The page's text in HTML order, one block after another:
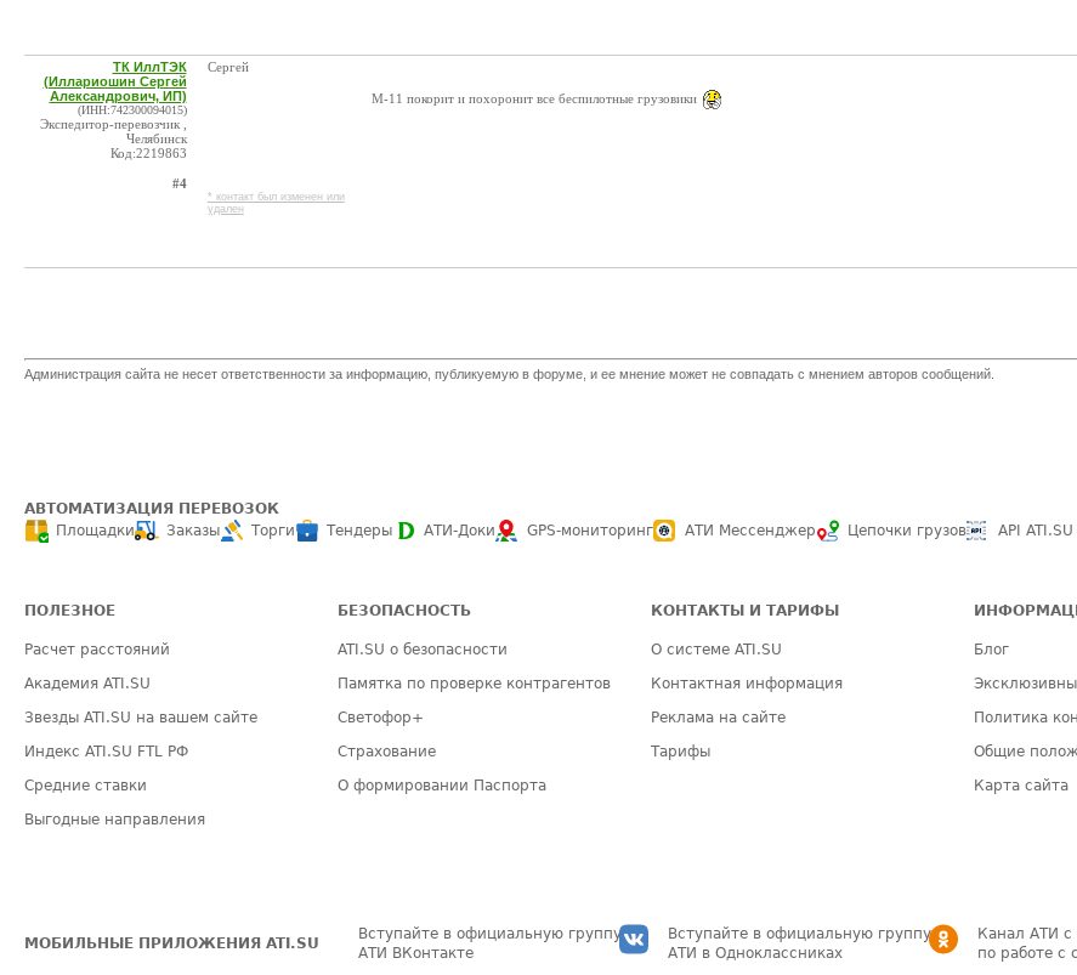
ТК ИллТЭК
(Иллариошин Сергей
Александрович, ИП)
(ИНН:742300094015)
Экспедитор-перевозчик ,
Челябинск
Код:2219863
#4
Сергей
* контакт был изменен или
удален
М-11 покорит и похоронит все беспилотные грузовики
Администрация сайта не несет ответственности за информацию, публикуемую в форуме, и ее мнение может не совпадать с мнением авторов сообщений.
АВТОМАТИЗАЦИЯ ПЕРЕВОЗОК
Площадки
Заказы Торги Тендеры АТИ-Доки GPS-мониторинг АТИ Мессенджер Цепочки грузов API ATI.SU
ПОЛЕЗНОЕ
Расчет расстояний
Академия ATI.SU
Звезды ATI.SU на вашем сайте
Индекс ATI.SU FTL РФ
Средние ставки
Выгодные направления
БЕЗОПАСНОСТЬ
ATI.SU о безопасности
Памятка по проверке контрагентов
Светофор+
Страхование
О формировании Паспорта
КОНТАКТЫ И ТАРИФЫ
О системе ATI.SU
Контактная информация
Реклама на сайте
Тарифы
Блог
Политика
Общие
Карта сайта
МОБИЛЬНЫЕ ПРИЛОЖЕНИЯ ATI.SU
Вступайте в официальную группу
АТИ ВКонтакте
Вступайте в официальную группу
АТИ в Одноклассниках
Канал АТИ с
по работе с